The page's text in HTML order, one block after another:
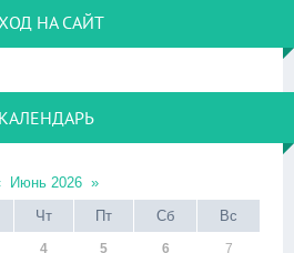
НА САЙТ
КАЛЕНДАРЬ
Июнь 2026 »
Чт Пт Сб Вс
4 5 6 7